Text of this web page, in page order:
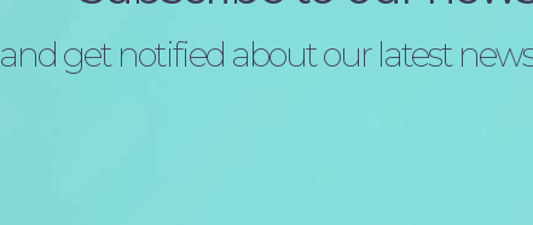
and get notified about our latest